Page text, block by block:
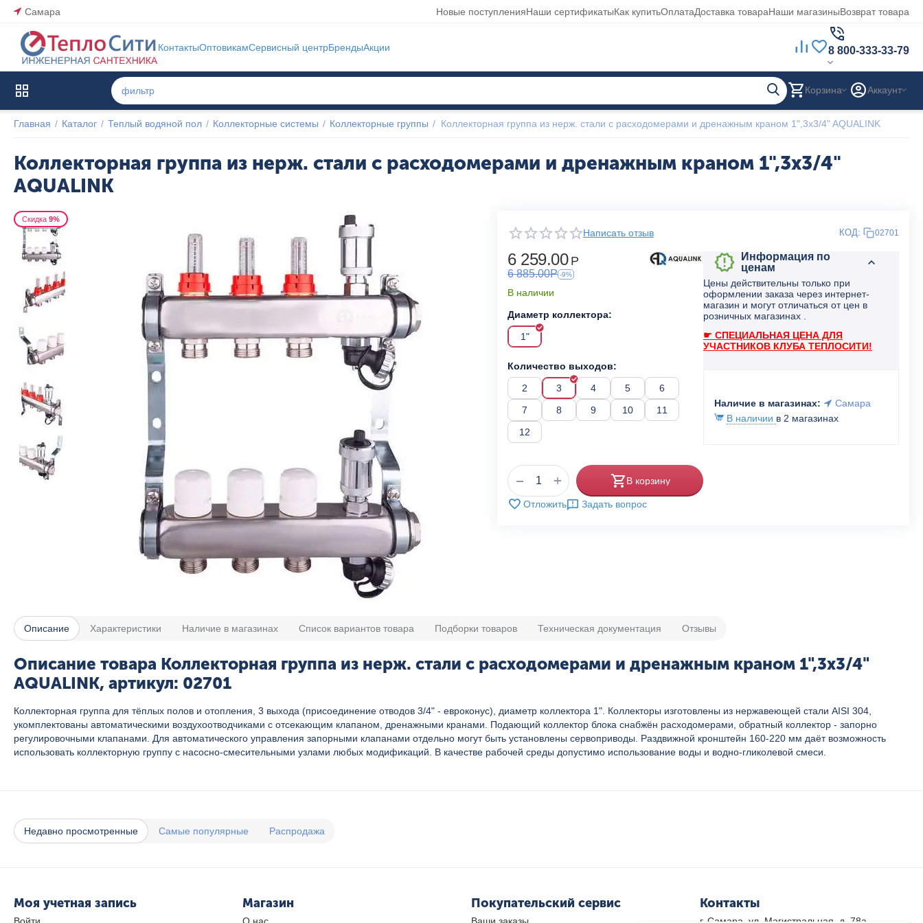
Самара Новые поступленияНаши сертификатыКак купитьОплатаДоставка товараНаши магазиныВозврат товара
КонтактыОптовикамСервисный центрБрендыАкции 8 800-333-33-79
Корзина Аккаунт
Главная / Каталог / Теплый водяной пол / Коллекторные системы / Коллекторные группы / Коллекторная группа из нерж. стали с расходомерами и дренажным краном 1",3x3/4" AQUALINK
Коллекторная группа из нерж. стали с расходомерами и дренажным краном 1",3x3/4"
AQUALINK
Скидка 9%
Написать отзыв КОД: 02701
6 259.00 Р
6 885.00Р -9%
В наличии
Диаметр коллектора:
1"
Количество выходов:
2
3 4 5
6
7
8 9 10
11
12
+
− В корзину
Отложить Задать вопрос
Информация по
ценам
Цены действительны только при
оформлении заказа через интернет-
магазин и могут отличаться от цен в
розничных магазинах .
☛ СПЕЦИАЛЬНАЯ ЦЕНА ДЛЯ
УЧАСТНИКОВ КЛУБА ТЕПЛОСИТИ!
Наличие в магазинах:
Самара
В наличии в 2 магазинах
Описание Характеристики Наличие в магазинах Список вариантов товара Подборки товаров Техническая документация Отзывы
Описание товара Коллекторная группа из нерж. стали с расходомерами и дренажным краном 1",3x3/4"
AQUALINK, артикул: 02701
Коллекторная группа для тёплых полов и отопления, 3 выхода (присоединение отводов 3/4" - евроконус), диаметр коллектора 1". Коллекторы изготовлены из нержавеющей стали AISI 304,
укомплектованы автоматическими воздухоотводчиками с отсекающим клапаном, дренажными кранами. Подающий коллектор блока снабжён расходомерами, обратный коллектор - запорно
регулировочными клапанами. Для автоматического управления запорными клапанами отдельно могут быть установлены сервоприводы. Раздвижной кронштейн 160-220 мм даёт возможность
использовать коллекторную группу с насосно-смесительными узлами любых модификаций. В качестве рабочей среды допустимо использование воды и водно-гликолевой смеси.
Недавно просмотренные Самые популярные Распродажа
Моя учетная запись Магазин Покупательский сервис Контакты